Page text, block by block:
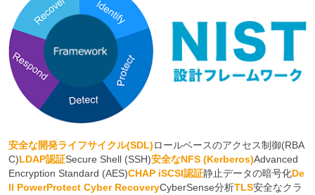
安全な開発ライフサイクル(SDL)ロールベースのアクセス制御(RBA
C)LDAP認証Secure Shell (SSH)安全なNFS (Kerberos)Advanced
Encryption Standard (AES)CHAP iSCSI認証静止データの暗号化De
ll PowerProtect Cyber RecoveryCyberSense分析TLS安全なクラ